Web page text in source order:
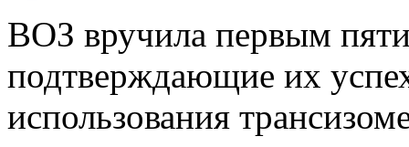
ВОЗ вручила первым
подтверждающие их
использования